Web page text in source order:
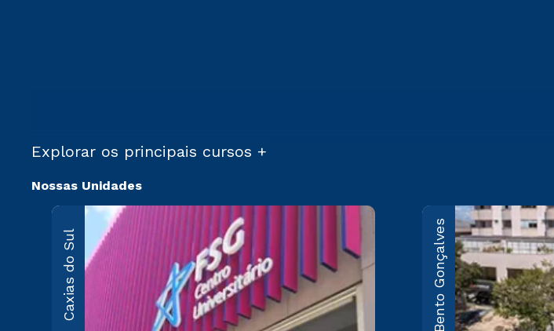
Explorar os principais cursos +
Nossas Unidades
Caxias do Sul
Caxias do Sul
Rua Marechal Floriano, 1229 -
Saiba mais
Bento Gonçalves